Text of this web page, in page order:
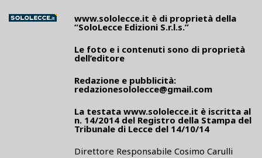
www.sololecce.it è di proprietà della
“SoloLecce Edizioni S.r.l.s.”
Le foto e i contenuti sono di proprietà
dell’editore
Redazione e pubblicità:
redazionesololecce@gmail.com
La testata www.sololecce.it è iscritta al
n. 14/2014 del Registro della Stampa del
Tribunale di Lecce del 14/10/14
Direttore Responsabile Cosimo Carulli